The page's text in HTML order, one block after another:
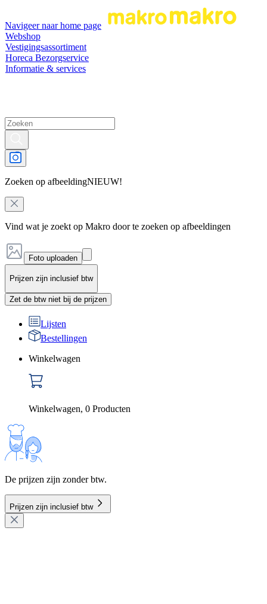
Navigeer naar home page
Webshop
Vestigingsassortiment
Horeca Bezorgservice
Informatie & services
Zoeken op afbeeldingNIEUW!
Vind wat je zoekt op Makro door te zoeken op afbeeldingen
Foto uploaden
Prijzen zijn inclusief btw
Zet de btw niet bij de prijzen
Lijsten
Bestellingen
Winkelwagen
Winkelwagen, 0 Producten
De prijzen zijn zonder btw.
Prijzen zijn inclusief btw